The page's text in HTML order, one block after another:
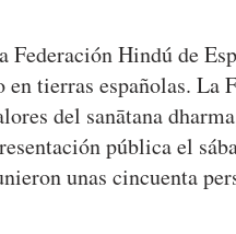
Hindú de
tierras españolas. La
del sanātana
pública el
unas cincuenta